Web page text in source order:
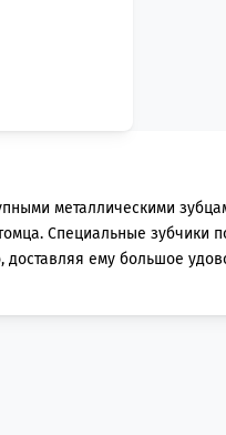
металлическими
Специальные зубчики
ему большое